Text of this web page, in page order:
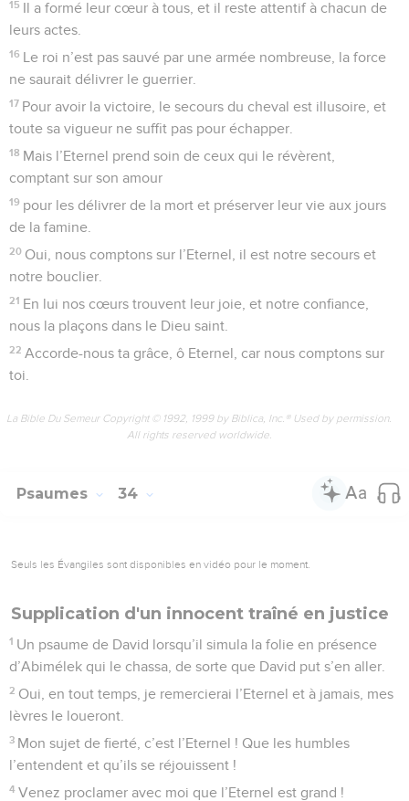
15 Il a formé leur cœur à tous, et il reste attentif à chacun de
leurs actes.
16 Le roi n’est pas sauvé par une armée nombreuse, la force
ne saurait délivrer le guerrier.
17 Pour avoir la victoire, le secours du cheval est illusoire, et
toute sa vigueur ne suffit pas pour échapper.
18 Mais l’Eternel prend soin de ceux qui le révèrent,
comptant sur son amour
19 pour les délivrer de la mort et préserver leur vie aux jours
de la famine.
20 Oui, nous comptons sur l’Eternel, il est notre secours et
notre bouclier.
21 En lui nos cœurs trouvent leur joie, et notre confiance,
nous la plaçons dans le Dieu saint.
22 Accorde-nous ta grâce, ô Eternel, car nous comptons sur
toi.
La Bible Du Semeur Copyright © 1992, 1999 by Biblica, Inc.® Used by permission.
All rights reserved worldwide.
Psaumes 34
Seuls les Évangiles sont disponibles en vidéo pour le moment.
Supplication d'un innocent traîné en justice
1 Un psaume de David lorsqu’il simula la folie en présence
d’Abimélek qui le chassa, de sorte que David put s’en aller.
2 Oui, en tout temps, je remercierai l’Eternel et à jamais, mes
lèvres le loueront.
3 Mon sujet de fierté, c’est l’Eternel ! Que les humbles
l’entendent et qu’ils se réjouissent !
4 Venez proclamer avec moi que l’Eternel est grand !